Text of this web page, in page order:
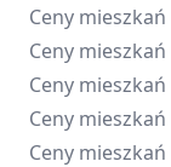
Ceny mieszkań
Ceny mieszkań
Ceny mieszkań
Ceny mieszkań
Ceny mieszkań